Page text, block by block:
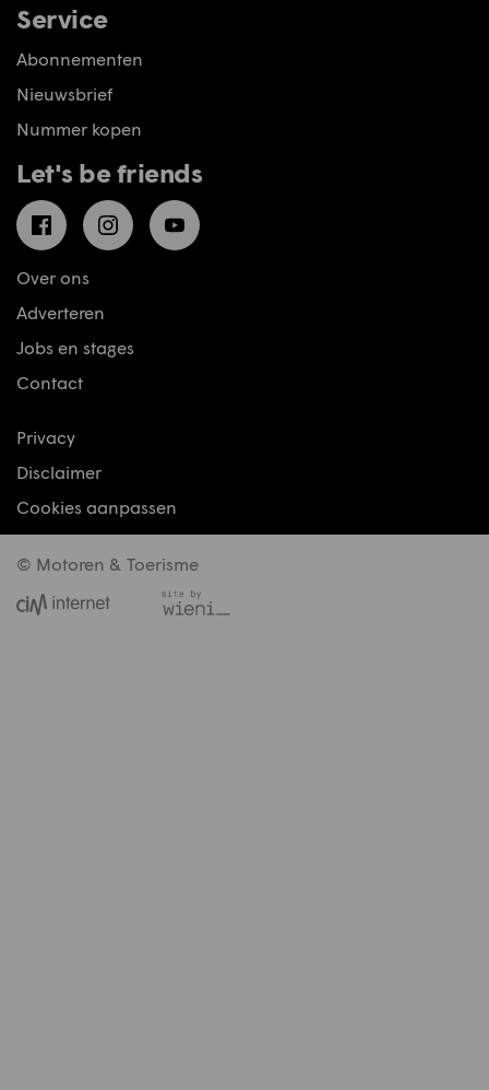
Service
Abonnementen
Nieuwsbrief
Nummer kopen
Let's be friends
FacebookInstagramYouTube
Over ons
Adverteren
Jobs en stages
Contact
Privacy
Disclaimer
Cookies aanpassen
© Motoren & Toerisme